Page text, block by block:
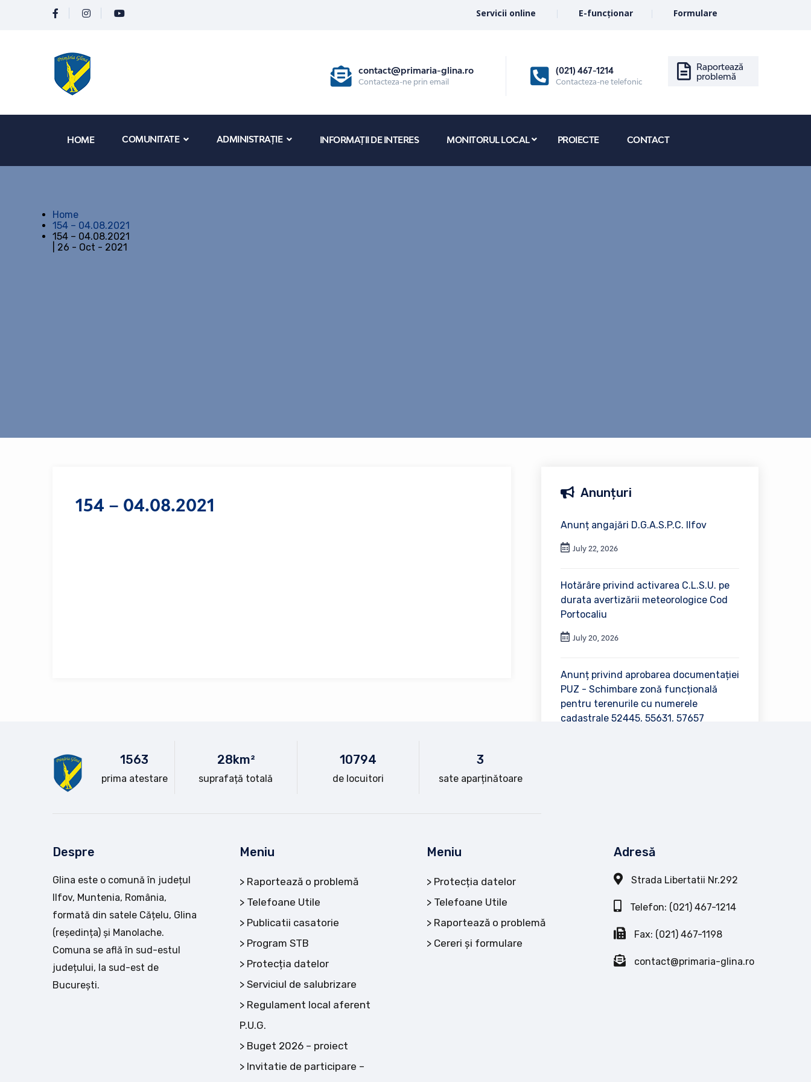
Servicii online E-funcționar Formulare
contact@primaria-glina.ro
Contacteza-ne prin email
(021) 467-1214
Contacteza-ne telefonic
Raportează
problemă
HOME COMUNITATE ADMINISTRAȚIE INFORMAȚII DE INTERES MONITORUL LOCAL PROIECTE CONTACT
Home
154 – 04.08.2021
154 – 04.08.2021
| 26 - Oct - 2021
154 – 04.08.2021
Anunțuri
Anunț angajări D.G.A.S.P.C. Ilfov
July 22, 2026
Hotărâre privind activarea C.L.S.U. pe
durata avertizării meteorologice Cod
Portocaliu
July 20, 2026
Anunț privind aprobarea documentației
PUZ - Schimbare zonă funcțională
pentru terenurile cu numerele
cadastrale 52445, 55631, 57657
1563
prima atestare
28km²
suprafață totală
10794
de locuitori
3
sate aparținătoare
Despre
Glina este o comună în județul
Ilfov, Muntenia, România,
formată din satele Cățelu, Glina
(reședința) și Manolache.
Comuna se află în sud-estul
județului, la sud-est de
București.
Meniu
Raportează o problemă
Telefoane Utile
Publicatii casatorie
Program STB
Protecția datelor
Serviciul de salubrizare
Regulament local aferent
P.U.G.
Buget 2026 – proiect
Invitatie de participare –
Meniu
Protecția datelor
Telefoane Utile
Raportează o problemă
Cereri și formulare
Adresă
Strada Libertatii Nr.292
Telefon: (021) 467-1214
Fax: (021) 467-1198
contact@primaria-glina.ro